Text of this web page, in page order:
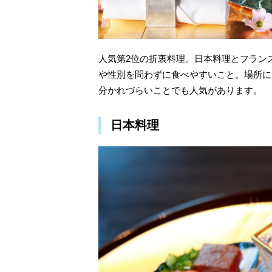
人気第2位の折衷料理。日本料理とフラ
や性別を問わずに食べやすいこと。場所
分かれづらいことでも人気があります。
日本料理